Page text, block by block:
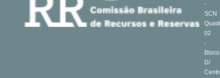
-
SCN
02
-
Bloco
D/